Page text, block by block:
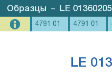
Образцы – LE 01360205
4791 01 4791 01
LE